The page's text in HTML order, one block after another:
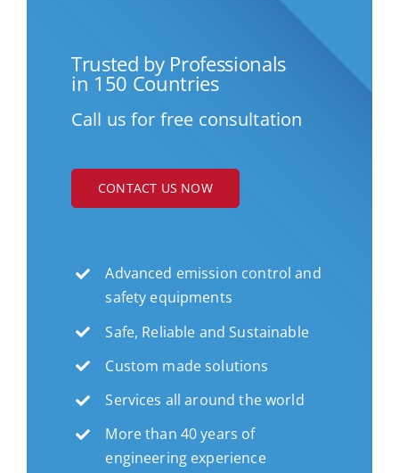
Trusted by Professionals
in 150 Countries
Call us for free consultation
CONTACT US NOW
Advanced emission control and
safety equipments
Safe, Reliable and Sustainable
Custom made solutions
Services all around the world
More than 40 years of
engineering experience